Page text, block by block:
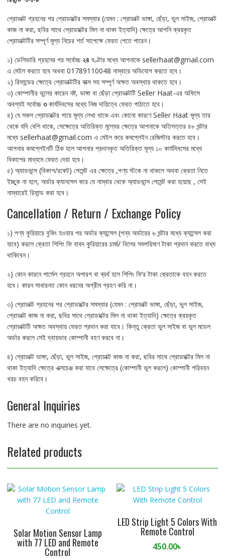
প্রোডাক্ট গ্রহনের পর প্রোডাক্টের সমস্যার (যেমন : প্রোডাক্ট ভাঙ্গা, ছেঁড়া, ভুল সাইজ, প্রোডাক্ট
কাজ না করা, ছবির সাথে প্রোডাক্টের মিল না থাকা ইত্যাদি) ক্ষেত্রে আপনি ক্রয়কৃত
প্রোডাক্টটির সম্পূর্ণ মূল্য নিচের শর্ত সাপেক্ষে ফেরত পেতে পারেন।
১) ডেলিভারি গ্রহনের পর সর্বোচ্চ২৪ ঘণ্টার মধ্যে আপনাকে sellerhaat@gmail.com
এ মেইল করতে হবে অখবা 01789110048 নাম্বারে অভিযোগ করতে হবে।
২) রিফান্ডের ক্ষেত্রে প্রোডাক্টটির বাক্স সহ সম্পূর্ণ অক্ষত অবস্থায় থাকতে হবে।
৩) কোম্পানীর ভুলের কারেন নষ্ট, ভাঙ্গা বা ছেঁড়া প্রোডাক্টটি Seller Haat-এর অফিসে
অবশ্যই সর্বোচ্চ৩কার্যদিবসের মধ্যে নিজ দায়িত্বে ফেরত পাঠাতে হবে।
৪) যে সকল প্রোডাক্টের গায়ে মূল্য লেখা থাকে এবং কোনো কারণে Seller Haat মূল্য তার
থেকে যদি বেশি থাকে, সেক্ষেত্রে অতিরিক্ত মূল্যের ক্ষেত্রে আপনাকে অতিসত্তর ৪৮ ঘন্টার
মধ্যে sellerhaat@gmail.com এ মেইল করে কমপ্লেইন রেজিস্টার করতে হবে।
আপনার কমপ্লেইনটি ঠিক হলে আপনার প্রদানকৃত অতিরিক্ত মূল্য ১০ কার্যদিবসের মধ্যে
বিকাশের মাধ্যমে ফেরত দেয়া হবে।
৫) অ্যাডভান্স (বিকাশ/রকেট) পেমেন্ট এর ক্ষেত্রে ,পণ্য স্টকে না থাকলে অথবা ক্রেতা নিতে
ইচ্ছুক না হলে, অর্ডার ক্যানসেল করে যে নাম্বার থেকে অ্যাডভান্স পেমেন্ট করা হয়েছে , সেই
নাম্বারেই রিফান্ড করা হবে।
Cancellation / Return / Exchange Policy
১) পণ্য কুরিয়ারে বুকিং হওয়ার পর অর্ডার ক্যান্সেল (পন্য অর্ডারের ৬ ঘন্টার মধ্যে ক্যান্সেল করা
যাবে) করলে ক্রেতা শিপিং ফি বাবদ কুরিয়ারের চার্জ/ বিলের সমপরিমাণ টাকা প্রদান করতে বাধ্য
থাকিবেন।
২) কোন কারনে পার্সেল গ্রহনে অপারগ বা ব্যর্থ হলে শিপিং ফি’র টাকা ক্রেতাকে বহন করতে
হবে। কারন সাধারনত কোন ধরনের অগ্রীম গ্রহণ করি না।
৩) প্রোডাক্ট গ্রহনের পর প্রোডাক্টের সমস্যার (যেমন : প্রোডাক্ট ভাঙ্গা, ছেঁড়া, ভুল সাইজ,
প্রোডাক্ট কাজ না করা, ছবির সাথে প্রোডাক্টের মিল না থাকা ইত্যাদি) ক্ষেত্রে ক্রয়কৃত
প্রোডাক্টটি অক্ষত অবস্থায় ফেরত প্রদান করা যাবে। কিন্তু ক্রেতা ভুল সাইজ বা ভুল মডেল
অর্ডার করলে সেই দ্বায়ভার কোম্পানী বহণ করবে না।
৪) প্রোডাক্ট ভাঙ্গা, ছেঁড়া, ভুল সাইজ, প্রোডাক্ট কাজ না করা, ছবির সাথে প্রোডাক্টের মিল না
থাকা ইত্যাদি ক্ষেত্রে এক্সচেঞ্জ করা যাবে সেক্ষেত্রে (কোম্পানী ভুল করলে) কোম্পানী পরিবহন
খরচ বহন করিবে।
General Inquiries
There are no inquiries yet.
Related products
Solar Motion Sensor Lamp
with 77 LED and Remote
Control
LED Strip Light 5 Colors With
Remote Control
450.00৳